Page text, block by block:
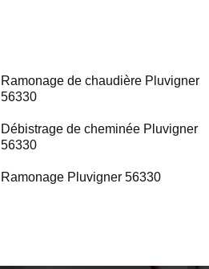
Ramonage de chaudière Pluvigner
56330
Débistrage de cheminée Pluvigner
56330
Ramonage Pluvigner 56330